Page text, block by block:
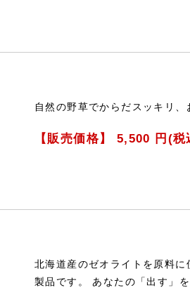
自然の野草でからだスッキリ、
【販売価格】 5,500 円(税
北海道産のゼオライトを原料に
製品です。 あなたの「出す」を